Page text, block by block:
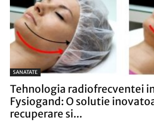
SANATATE
Tehnologia radiofrecventei
Fysiogand: O solutie
recuperare si...